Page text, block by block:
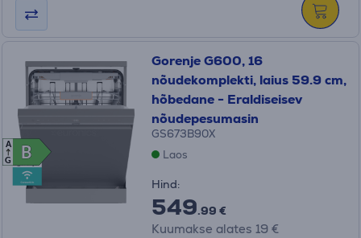
B
B
A
G
Gorenje G600, 16
nõudekomplekti, laius 59.9 cm,
hõbedane - Eraldiseisev
nõudepesumasin
GS673B90X
Laos
Hind:
549.99 €
Kuumakse alates 19 €